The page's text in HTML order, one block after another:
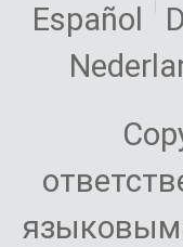
Español